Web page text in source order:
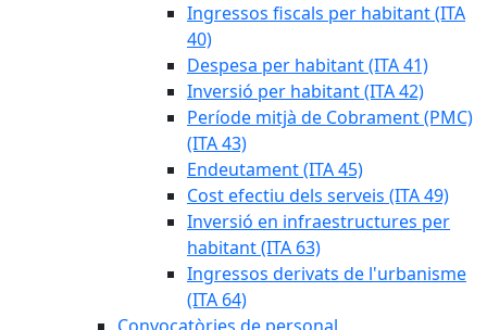
Ingressos fiscals per habitant (ITA
40)
Despesa per habitant (ITA 41)
Inversió per habitant (ITA 42)
Període mitjà de Cobrament (PMC)
(ITA 43)
Endeutament (ITA 45)
Cost efectiu dels serveis (ITA 49)
Inversió en infraestructures per
habitant (ITA 63)
Ingressos derivats de l'urbanisme
(ITA 64)